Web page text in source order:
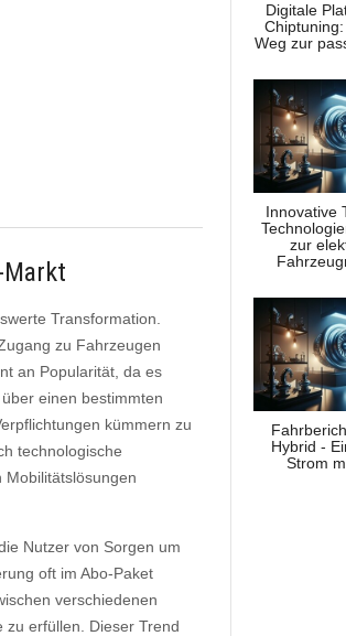
Transformation.
zu Fahrzeugen
an Popularität, da es
einen bestimmten
kümmern zu
technologische
Nutzer von Sorgen um
oft im Abo-Paket
verschiedenen
zu erfüllen. Dieser Trend
Digitale
Weg zur
Innovative
zur
Hybrid -
Strom